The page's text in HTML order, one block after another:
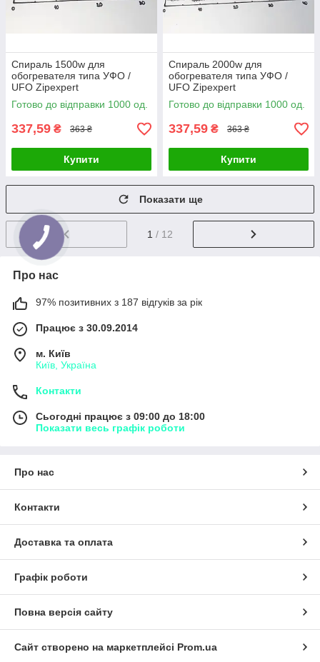
Спираль 1500w для
обогревателя типа УФО /
UFO Zipexpert
Готово до відправки 1000 од.
337,59 ₴ 363 ₴
Купити
Спираль 2000w для
обогревателя типа УФО /
UFO Zipexpert
Готово до відправки 1000 од.
337,59 ₴ 363 ₴
Купити
Показати ще
1 / 12
Про нас
97% позитивних з 187 відгуків за рік
Працює з 30.09.2014
м. Київ
Київ, Україна
Контакти
Сьогодні працює з 09:00 до 18:00
Показати весь графік роботи
Про нас
Контакти
Доставка та оплата
Графік роботи
Повна версія сайту
Сайт створено на маркетплейсі Prom.ua